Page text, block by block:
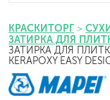
КРАСКИТОРГ
ЗАТИРКА ДЛЯ
ЗАТИРКА ДЛЯ
KERAPOXY EASY